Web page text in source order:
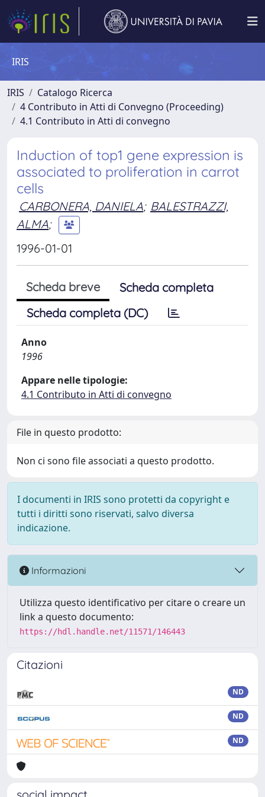
IRIS
IRIS
Catalogo Ricerca
4 Contributo in Atti di Convegno (Proceeding)
4.1 Contributo in Atti di convegno
Induction of top1 gene expression is
associated to proliferation in carrot
cells
CARBONERA, DANIELA; BALESTRAZZI,
ALMA;
1996-01-01
Scheda breve
Scheda completa
Scheda completa (DC)
Anno
1996
Appare nelle tipologie:
4.1 Contributo in Atti di convegno
File in questo prodotto:
Non ci sono file associati a questo prodotto.
I documenti in IRIS sono protetti da copyright e
tutti i diritti sono riservati, salvo diversa
indicazione.
Informazioni
Utilizza questo identificativo per citare o creare un
link a questo documento:
https://hdl.handle.net/11571/146443
Citazioni
ND
ND
ND